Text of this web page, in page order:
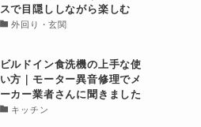
スで目隠ししながら楽しむ
外回り・玄関
ビルドイン食洗機の上手な使
い方｜モーター異音修理でメ
ーカー業者さんに聞きました
キッチン